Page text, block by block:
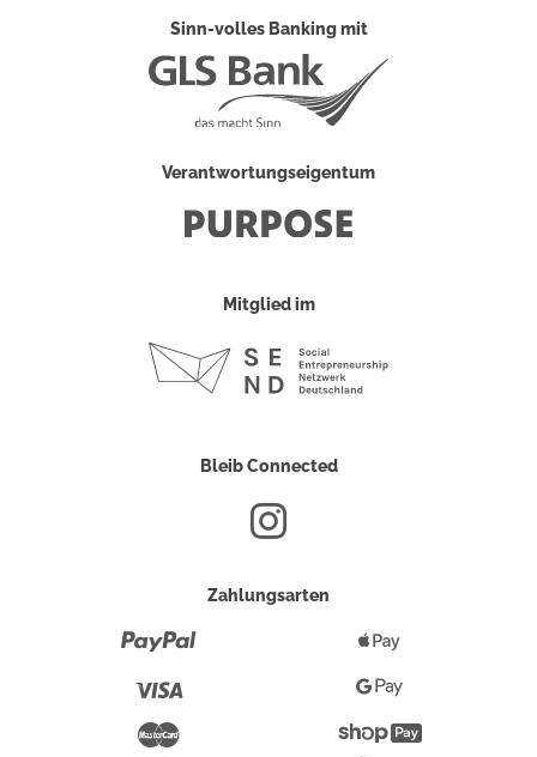
Sinn-volles Banking mit
Verantwortungseigentum
Mitglied im
Bleib Connected
Zahlungsarten
Pay
Google
Pay